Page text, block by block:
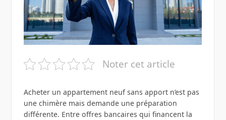
Noter cet article
Acheter un appartement neuf sans apport n’est pas
une chimère mais demande une préparation
différente. Entre offres bancaires qui financent la